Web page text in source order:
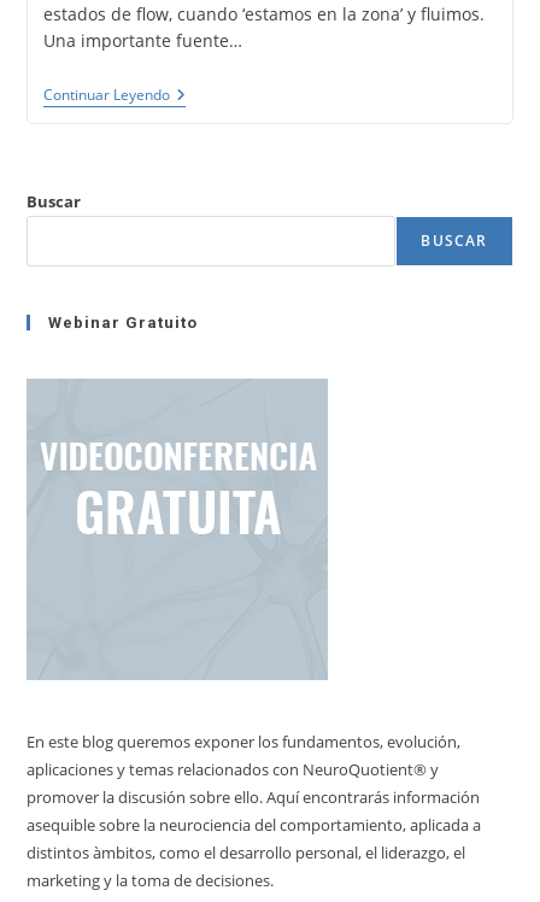
estados de flow, cuando ‘estamos en la zona’ y fluimos.
Una importante fuente…
Continuar LeyendoFuente
De
La
Buscar
BUSCAR
Webinar Gratuito
En este blog queremos exponer los fundamentos, evolución,
aplicaciones y temas relacionados con NeuroQuotient® y
promover la discusión sobre ello. Aquí encontrarás información
asequible sobre la neurociencia del comportamiento, aplicada a
distintos àmbitos, como el desarrollo personal, el liderazgo, el
marketing y la toma de decisiones.